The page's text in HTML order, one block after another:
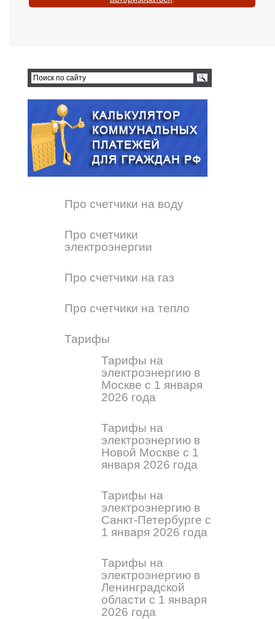
Про счетчики на воду
Про счетчики
электроэнергии
Про счетчики на газ
Про счетчики на тепло
Тарифы
Тарифы на
электроэнергию в
Москве с 1 января
2026 года
Тарифы на
электроэнергию в
Новой Москве с 1
января 2026 года
Тарифы на
электроэнергию в
Санкт-Петербурге с
1 января 2026 года
Тарифы на
электроэнергию в
Ленинградской
области с 1 января
2026 года